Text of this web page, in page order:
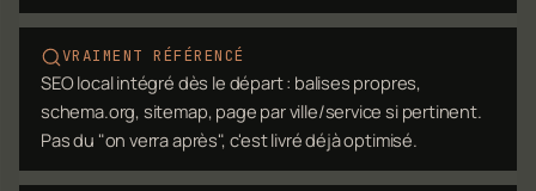
VRAIMENT RÉFÉRENCÉ
SEO local intégré dès le départ : balises propres,
schema.org, sitemap, page par ville/service si pertinent.
Pas du "on verra après", c'est livré déjà optimisé.